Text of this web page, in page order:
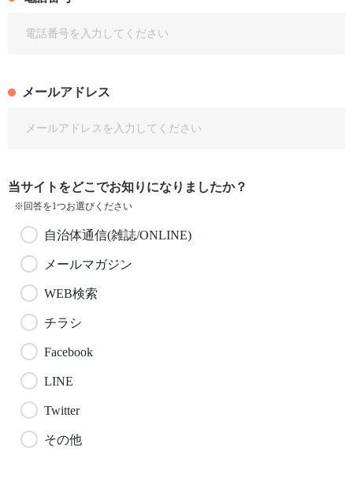
メールアドレス
当サイトをどこでお知りになりましたか？
※回答を1つお選びください
自治体通信(雑誌/ONLINE)
メールマガジン
WEB検索
チラシ
Facebook
LINE
Twitter
その他